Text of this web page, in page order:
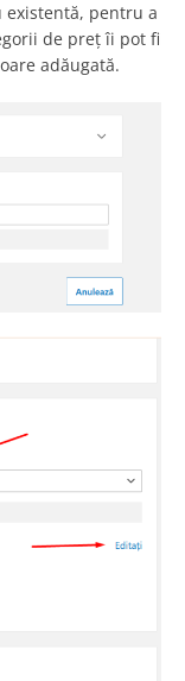
existentă, pentru a
de preț îi pot fi
adăugată.